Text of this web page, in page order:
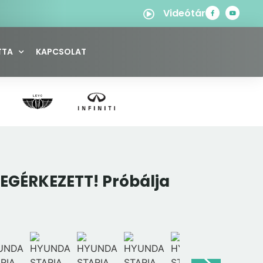
Videótár
KAPCSOLAT
Próbálja